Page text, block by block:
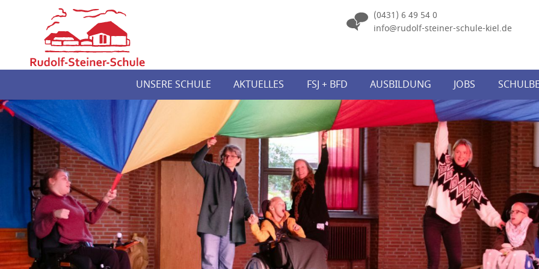
(0431) 6 49 54 0
info@rudolf-steiner-schule-kiel.de
Navigation
überspringen
UNSERE SCHULE AKTUELLES FSJ + BFD AUSBILDUNG JOBS